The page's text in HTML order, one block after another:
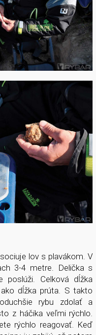
lov s plavákom. V
3-4 metre. Delička s
Celková dĺžka
dĺžka prúta. S takto
rybu zdolať a
z háčika veľmi rýchlo.
rýchlo reagovať. Keď